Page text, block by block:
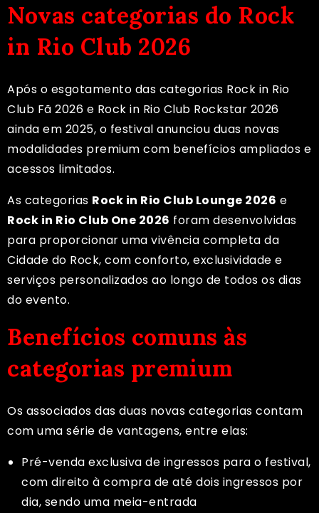
Novas categorias do Rock
in Rio Club 2026
Após o esgotamento das categorias Rock in Rio
Club Fã 2026 e Rock in Rio Club Rockstar 2026
ainda em 2025, o festival anunciou duas novas
modalidades premium com benefícios ampliados e
acessos limitados.
As categorias Rock in Rio Club Lounge 2026 e
Rock in Rio Club One 2026 foram desenvolvidas
para proporcionar uma vivência completa da
Cidade do Rock, com conforto, exclusividade e
serviços personalizados ao longo de todos os dias
do evento.
Benefícios comuns às
categorias premium
Os associados das duas novas categorias contam
com uma série de vantagens, entre elas:
Pré-venda exclusiva de ingressos para o festival,
com direito à compra de até dois ingressos por
dia, sendo uma meia-entrada